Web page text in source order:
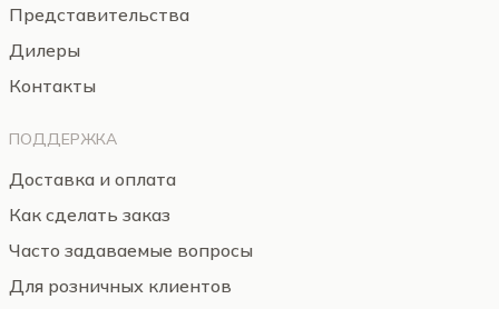
Представительства
Дилеры
Контакты
ПОДДЕРЖКА
Доставка и оплата
Как сделать заказ
Часто задаваемые вопросы
Для розничных клиентов